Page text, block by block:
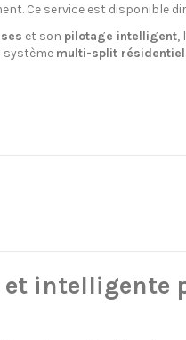
Ce service est disponible
et son pilotage intelligent,
système multi-split résidentiel
et